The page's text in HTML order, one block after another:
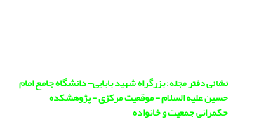
نشانی دفتر مجله:بزرگراه شهید بابایی- دانشگاه جامع امام
حسین علیه السلام - موقعیت مرکزی - پژوهشکده
حکمرانی جمعیت و خانواده